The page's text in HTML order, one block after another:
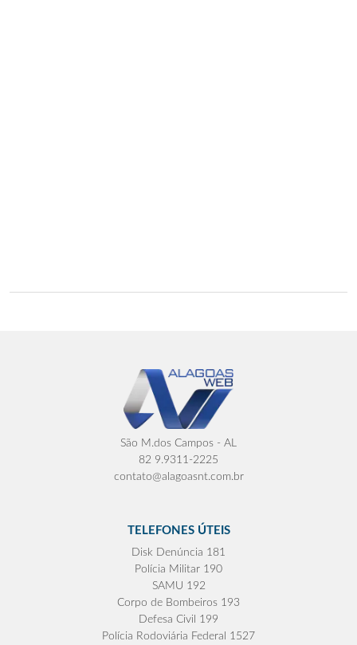
São M.dos Campos - AL
82 9.9311-2225
contato@alagoasnt.com.br
TELEFONES ÚTEIS
Disk Denúncia 181
Polícia Militar 190
SAMU 192
Corpo de Bombeiros 193
Defesa Civil 199
Polícia Rodoviária Federal 1527